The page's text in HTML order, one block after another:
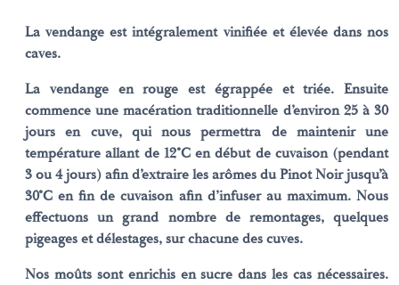
La vendange est intégralement vinifiée et élevée dans nos
caves.
La vendange en rouge est égrappée et triée. Ensuite
commence une macération traditionnelle d’environ 25 à 30
jours en cuve, qui nous permettra de maintenir une
température allant de 12°C en début de cuvaison (pendant
3 ou 4 jours) afin d’extraire les arômes du Pinot Noir jusqu’à
30°C en fin de cuvaison afin d’infuser au maximum. Nous
effectuons un grand nombre de remontages, quelques
pigeages et délestages, sur chacune des cuves.
Nos moûts sont enrichis en sucre dans les cas nécessaires.